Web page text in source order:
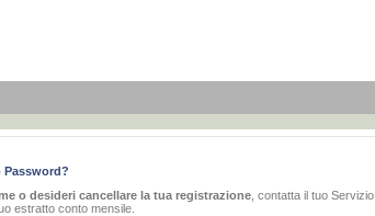
Password?
o desideri cancellare la tua registrazione, contatta il tuo Servizio
estratto conto mensile.